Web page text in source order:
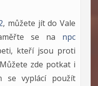
, můžete jít do Vale
se na npc
kteří jsou proti
zde potkat i
se vyplácí použít